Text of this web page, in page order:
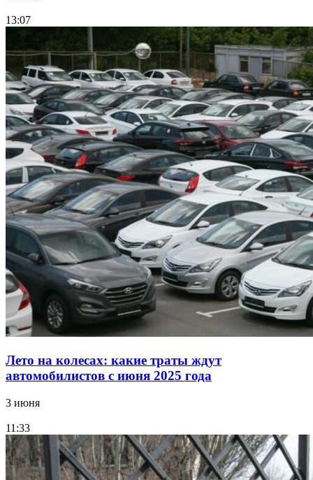
13:07
Лето на колесах: какие траты ждут
автомобилистов с июня 2025 года
3 июня
11:33